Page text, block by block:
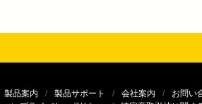
製品案内 製品サポート 会社案内
お問い